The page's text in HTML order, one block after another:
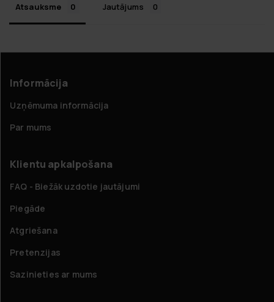
Atsauksme Jautājums
Informācija
Uzņēmuma informācija
Par mums
Klientu apkalpošana
FAQ - Biežāk uzdotie jautājumi
Piegāde
Atgriešana
Pretenzijas
Sazinieties ar mums